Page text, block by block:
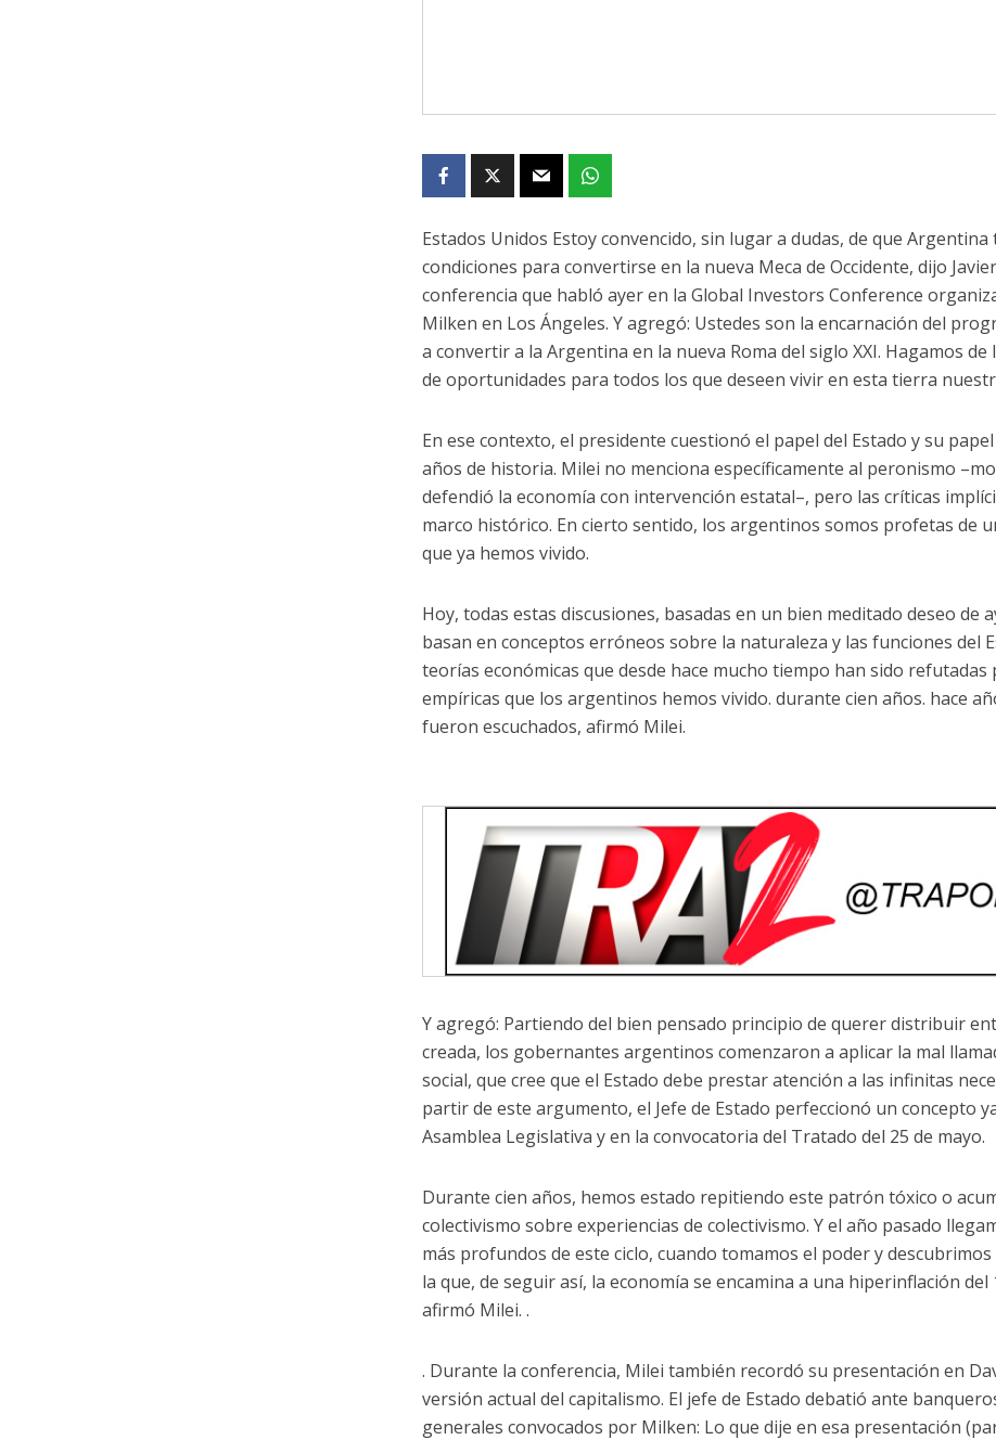
Estados Unidos Estoy convencido, sin lugar a dudas, de que Argentina
condiciones para convertirse en la nueva Meca de Occidente, dijo
conferencia que habló ayer en la Global Investors Conference
Milken en Los Ángeles. Y agregó: Ustedes son la encarnación del
a convertir a la Argentina en la nueva Roma del siglo XXI. Hagamos
de oportunidades para todos los que deseen vivir en esta tierra
En ese contexto, el presidente cuestionó el papel del Estado y su
años de historia. Milei no menciona específicamente al peronismo
defendió la economía con intervención estatal–, pero las críticas
marco histórico. En cierto sentido, los argentinos somos profetas de
que ya hemos vivido.
Hoy, todas estas discusiones, basadas en un bien meditado deseo de
basan en conceptos erróneos sobre la naturaleza y las funciones del
teorías económicas que desde hace mucho tiempo han sido refutadas
empíricas que los argentinos hemos vivido. durante cien años. hace
fueron escuchados, afirmó Milei.
Y agregó: Partiendo del bien pensado principio de querer distribuir
creada, los gobernantes argentinos comenzaron a aplicar la mal
social, que cree que el Estado debe prestar atención a las infinitas
partir de este argumento, el Jefe de Estado perfeccionó un concepto
Asamblea Legislativa y en la convocatoria del Tratado del 25 de mayo.
Durante cien años, hemos estado repitiendo este patrón tóxico o
colectivismo sobre experiencias de colectivismo. Y el año pasado
más profundos de este ciclo, cuando tomamos el poder y
la que, de seguir así, la economía se encamina a una hiperinflación
afirmó Milei. .
. Durante la conferencia, Milei también recordó su presentación en
versión actual del capitalismo. El jefe de Estado debatió ante
generales convocados por Milken: Lo que dije en esa presentación